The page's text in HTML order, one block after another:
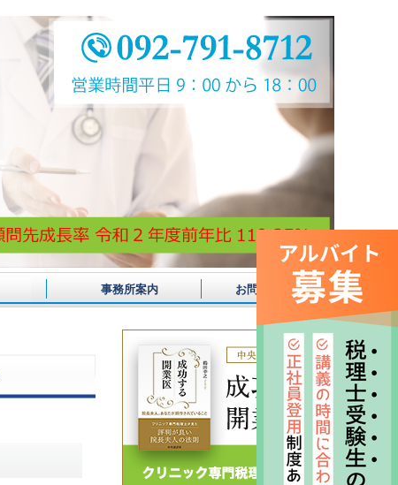
事務所案内 お問合せ